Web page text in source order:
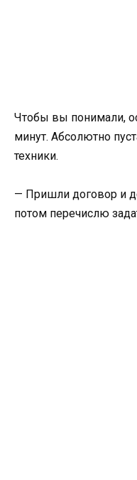
Чтобы вы понимали,
минут. Абсолютно
техники.
— Пришли договор и
потом перечислю